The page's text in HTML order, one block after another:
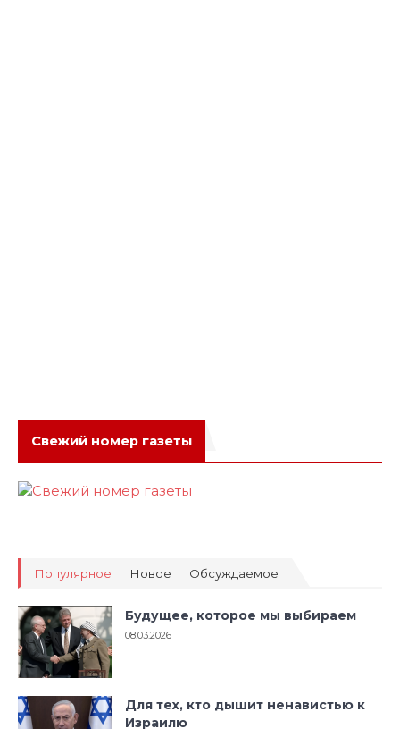
Свежий номер газеты
Популярное Новое Обсуждаемое
Будущее, которое мы выбираем
08.03.2026
Для тех, кто дышит ненавистью к
Израилю